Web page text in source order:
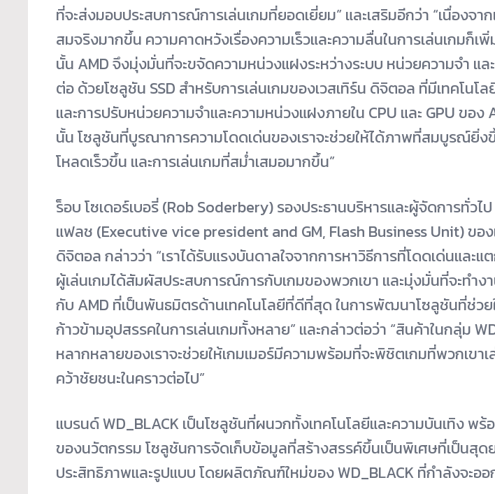
ที่จะส่งมอบประสบการณ์การเล่นเกมที่ยอดเยี่ยม” และเสริมอีกว่า “เนื่องจา
สมจริงมากขึ้น ความคาดหวังเรื่องความเร็วและความลื่นในการเล่นเกมก็เ
นั้น AMD จึงมุ่งมั่นที่จะขจัดความหน่วงแฝงระหว่างระบบ หน่วยความจำ แ
ต่อ ด้วยโซลูชัน SSD สำหรับการเล่นเกมของเวสเทิร์น ดิจิตอล ที่มีเทคโนโล
และการปรับหน่วยความจำและความหน่วงแฝงภายใน CPU และ GPU ของ
นั้น โซลูชันที่บูรณาการความโดดเด่นของเราจะช่วยให้ได้ภาพที่สมบูรณ์ยิ่ง
โหลดเร็วขึ้น และการเล่นเกมที่สม่ำเสมอมากขึ้น”
ร็อบ โซเดอร์เบอรี่ (Rob Soderbery) รองประธานบริหารและผู้จัดการทั่วไ
แฟลช (Executive vice president and GM, Flash Business Unit) ของ
ดิจิตอล กล่าวว่า “เราได้รับแรงบันดาลใจจากการหาวิธีการที่โดดเด่นและแ
ผู้เล่นเกมได้สัมผัสประสบการณ์การกับเกมของพวกเขา และมุ่งมั่นที่จะทำง
กับ AMD ที่เป็นพันธมิตรด้านเทคโนโลยีที่ดีที่สุด ในการพัฒนาโซลูชันที่ช่วย
ก้าวข้ามอุปสรรคในการเล่นเกมทั้งหลาย” และกล่าวต่อว่า “สินค้าในกลุ่ม
หลากหลายของเราจะช่วยให้เกมเมอร์มีความพร้อมที่จะพิชิตเกมที่พวกเขา
คว้าชัยชนะในคราวต่อไป”
แบรนด์ WD_BLACK เป็นโซลูชันที่ผนวกทั้งเทคโนโลยีและความบันเทิง พร้
ของนวัตกรรม โซลูชันการจัดเก็บข้อมูลที่สร้างสรรค์ขึ้นเป็นพิเศษที่เป็นสุ
ประสิทธิภาพและรูปแบบ โดยผลิตภัณฑ์ใหม่ของ WD_BLACK ที่กำลังจะอ